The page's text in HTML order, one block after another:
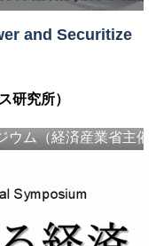
and Securitize
研究所）